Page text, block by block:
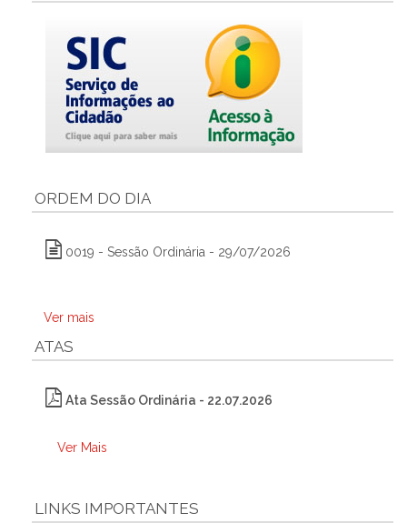
ORDEM DO DIA
0019 - Sessão Ordinária - 29/07/2026
Ver mais
ATAS
Ata Sessão Ordinária - 22.07.2026
Ver Mais
LINKS IMPORTANTES